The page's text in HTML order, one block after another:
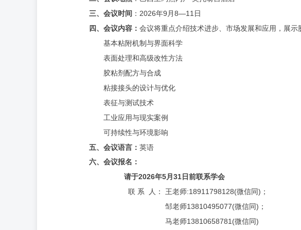
三、 会议时间 ： 2026年9 月 8—11 日
四、 会议内容： 会议将重点介绍技术进步、市场发展和应用，展
基本粘附机制与界面科学
表面处理和高级改性方法
胶粘剂配方与合成
粘接接头的设计与优化
表征与测试技术
工业应用与现实案例
可持续性与环境影响
五、 会议语言： 英语
六、会议报名 ：
请于2026年5月 31 日前联系学会
联 系 人： 王老师:18911798128(微信同 ) ；
邹老师13810495077(微信同 ) ；
马老师13810658781(微信同 )